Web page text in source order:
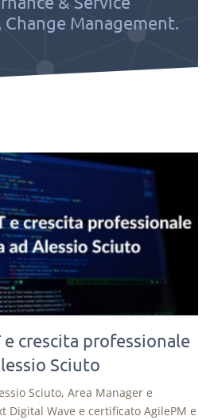
Management.
crescita professionale
Sciuto
Sciuto, Area Manager e
Digital Wave e certificato AgilePM e